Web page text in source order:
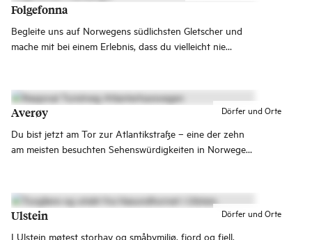
Folgefonna
Begleite uns auf Norwegens südlichsten Gletscher und
mache mit bei einem Erlebnis, dass du vielleicht nie
Dörfer und Orte
Averøy
Du bist jetzt am Tor zur Atlantikstraße – eine der zehn
am meisten besuchten Sehenswürdigkeiten in Norwegen.
Meer trifft.
Dörfer und Orte
Ulstein
I Ulstein møtest storhav og småbymiljø, fjord og fjell,